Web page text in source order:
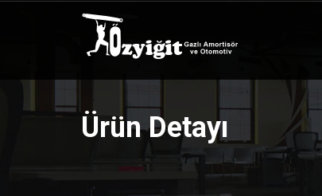
Ürün Detayı